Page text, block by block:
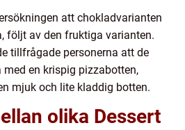
att chokladvarianten
följt av den fruktiga varianten.
tillfrågade personerna att de
en krispig pizzabotten,
mjuk och lite kladdig botten.
olika Dessert